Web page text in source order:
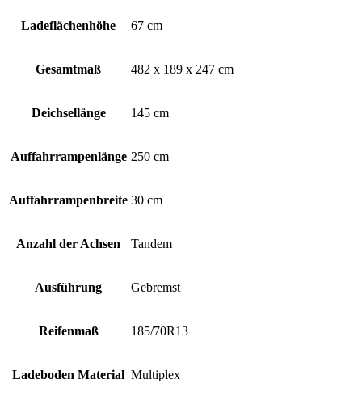
Ladeflächenhöhe 67 cm
Gesamtmaß 482 x 189 x 247 cm
Deichsellänge 145 cm
Auffahrrampenlänge 250 cm
Auffahrrampenbreite 30 cm
Anzahl der Achsen Tandem
Ausführung Gebremst
Reifenmaß 185/70R13
Ladeboden Material Multiplex